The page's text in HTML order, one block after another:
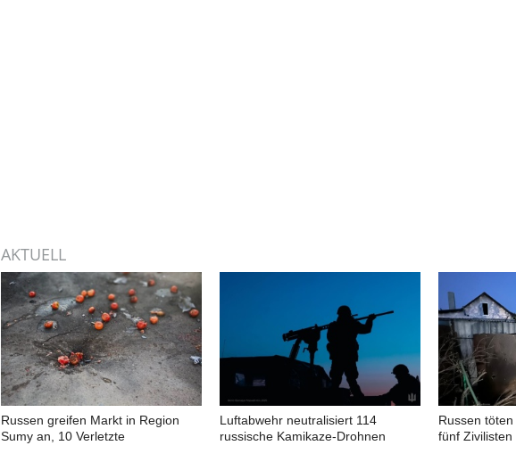
AKTUELL
Russen greifen Markt in Region
Sumy an, 10 Verletzte
Luftabwehr neutralisiert 114
russische Kamikaze-Drohnen
Russen
fünf